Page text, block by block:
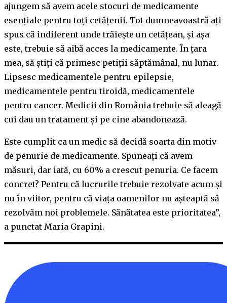
ajungem să avem acele stocuri de medicamente
esențiale pentru toți cetățenii. Tot dumneavoastră ați
spus că indiferent unde trăiește un cetățean, și așa
este, trebuie să aibă acces la medicamente. În țara
mea, să știți că primesc petiții săptămânal, nu lunar.
Lipsesc medicamentele pentru epilepsie,
medicamentele pentru tiroidă, medicamentele
pentru cancer. Medicii din România trebuie să aleagă
cui dau un tratament și pe cine abandonează.
Este cumplit ca un medic să decidă soarta din motiv
de penurie de medicamente. Spuneați că avem
măsuri, dar iată, cu 60% a crescut penuria. Ce facem
concret? Pentru că lucrurile trebuie rezolvate acum și
nu în viitor, pentru că viața oamenilor nu așteaptă să
rezolvăm noi problemele. Sănătatea este prioritatea”,
a punctat Maria Grapini.